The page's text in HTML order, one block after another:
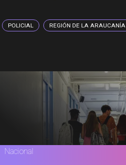
POLICIAL REGIÓN DE LA ARAUCANÍA
Nacional